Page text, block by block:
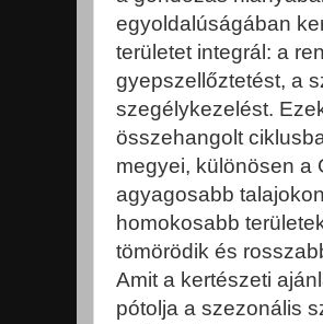
egyoldalúságában
területet integrál: a
gyepszellőztetést, a
szegélykezelést.
összehangolt
megyei, különösen a
agyagosabb
homokosabb
tömörödik és
Amit a kertészeti
pótolja a szezonális